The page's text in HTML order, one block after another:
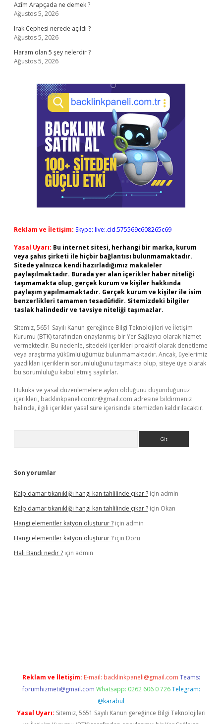
Azîm Arapçada ne demek ?
Ağustos 5, 2026
Irak Cephesi nerede açıldı ?
Ağustos 5, 2026
Haram olan 5 şey nelerdir ?
Ağustos 5, 2026
Reklam ve İletişim: Skype: live:.cid.575569c608265c69
Yasal Uyarı: Bu internet sitesi, herhangi bir marka, kurum
veya şahıs şirketi ile hiçbir bağlantısı bulunmamaktadır.
Sitede yalnızca kendi hazırladığımız makaleler
paylaşılmaktadır. Burada yer alan içerikler haber niteliği
taşımamakta olup, gerçek kurum ve kişiler hakkında
paylaşım yapılmamaktadır. Gerçek kurum ve kişiler ile isim
benzerlikleri tamamen tesadüfidir. Sitemizdeki bilgiler
taslak halindedir ve tavsiye niteliği taşımazlar.
Sitemiz, 5651 Sayılı Kanun gereğince Bilgi Teknolojileri ve İletişim
Kurumu (BTK) tarafından onaylanmış bir Yer Sağlayıcı olarak hizmet
vermektedir. Bu nedenle, sitedeki içerikleri proaktif olarak denetleme
veya araştırma yükümlülüğümüz bulunmamaktadır. Ancak, üyelerimiz
yazdıkları içeriklerin sorumluluğunu taşımakta olup, siteye üye olarak
bu sorumluluğu kabul etmiş sayılırlar.
Hukuka ve yasal düzenlemelere aykırı olduğunu düşündüğünüz
içerikleri, backlinkpanelicomtr@gmail.com adresine bildirmeniz
halinde, ilgili içerikler yasal süre içerisinde sitemizden kaldırılacaktır.
Son yorumlar
Kalp damar tıkanıklığı hangi kan tahlilinde çıkar ? için admin
Kalp damar tıkanıklığı hangi kan tahlilinde çıkar ? için Okan
Hangi elementler katyon oluşturur ? için admin
Hangi elementler katyon oluşturur ? için Doru
Halı Bandı nedir ? için admin
Reklam ve İletişim: E-mail: backlinkpaneli@gmail.com Teams:
forumhizmeti@gmail.com Whatsapp: 0262 606 0 726 Telegram:
@karabul
Yasal Uyarı: Sitemiz, 5651 Sayılı Kanun gereğince Bilgi Teknolojileri